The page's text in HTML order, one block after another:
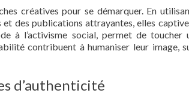
créatives pour se démarquer. En
des publications attrayantes, elles
à l’activisme social, permet de toucher
contribuent à humaniser leur image,
d’authenticité